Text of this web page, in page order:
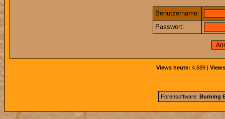
Benutzername:
Passwort:
Views heute: 4.689 |
Forensoftware: Burning